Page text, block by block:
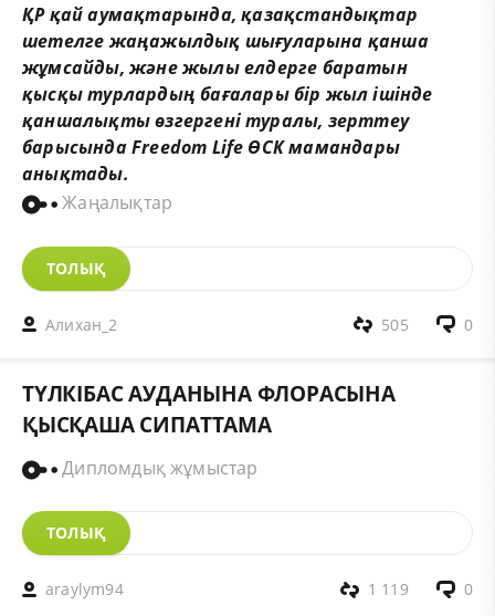
ҚР қай аумақтарында,қазақстандықтар
шетелге жаңажылдық шығуларына қанша
жұмсайды, жәнежылыелдерге баратын
қысқытурлардың бағаларыбір жыл ішінде
қаншалықтыөзгергенітуралы, зерттеу
барысындаFreedom Life ӨСКмамандары
анықтады.
Жаңалықтар
ТОЛЫҚ
Алихан_2 0
505
ТҮЛКІБАС АУДАНЫНА ФЛОРАСЫНА
ҚЫСҚАША СИПАТТАМА
Дипломдық жұмыстар
ТОЛЫҚ
araylym94 0
1 119